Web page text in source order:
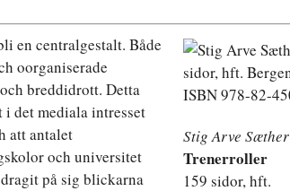
Stig Arve Sæther
Trenerroller
159 sidor, hft.
en centralgestalt. Både
oorganiserade
breddidrott. Detta
i det mediala intresset
att antalet
och universitet
på sig blickarna